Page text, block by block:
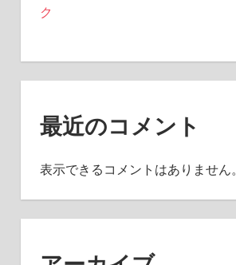
ク
最近のコメント
表示できるコメントはありません。